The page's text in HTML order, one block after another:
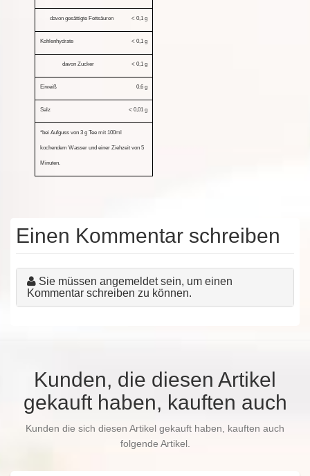
davon gesättigte Fettsäuren < 0,1 g
Kohlenhydrate < 0,1 g
davon Zucker < 0,1 g
Eiweiß 0,6 g
Salz < 0,01 g
*bei Aufguss von 3 g Tee mit 100ml
kochendem Wasser und einerZiehzeit von 5
Minuten.
Einen Kommentar schreiben
Sie müssen angemeldet sein, um einen
Kommentar schreiben zu können.
Kunden, die diesen Artikel
gekauft haben, kauften auch
Kunden die sich diesen Artikel gekauft haben, kauften auch
folgende Artikel.